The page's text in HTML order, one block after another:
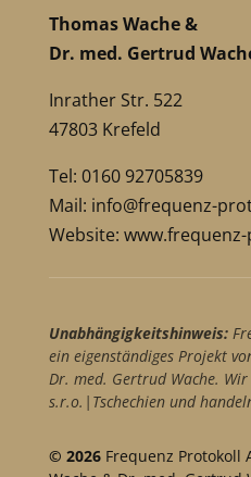
Thomas Wache &
Dr. med. Gertrud
Inrather Str. 522
47803 Krefeld
Tel: 0160 92705839
Mail: info@frequenz-
Website:
Unabhängigkeitshinweis:
ein eigenständiges Projekt
Dr. med. Gertrud Wache.
s.r.o.|Tschechien und
© 2026 Frequenz Protokoll